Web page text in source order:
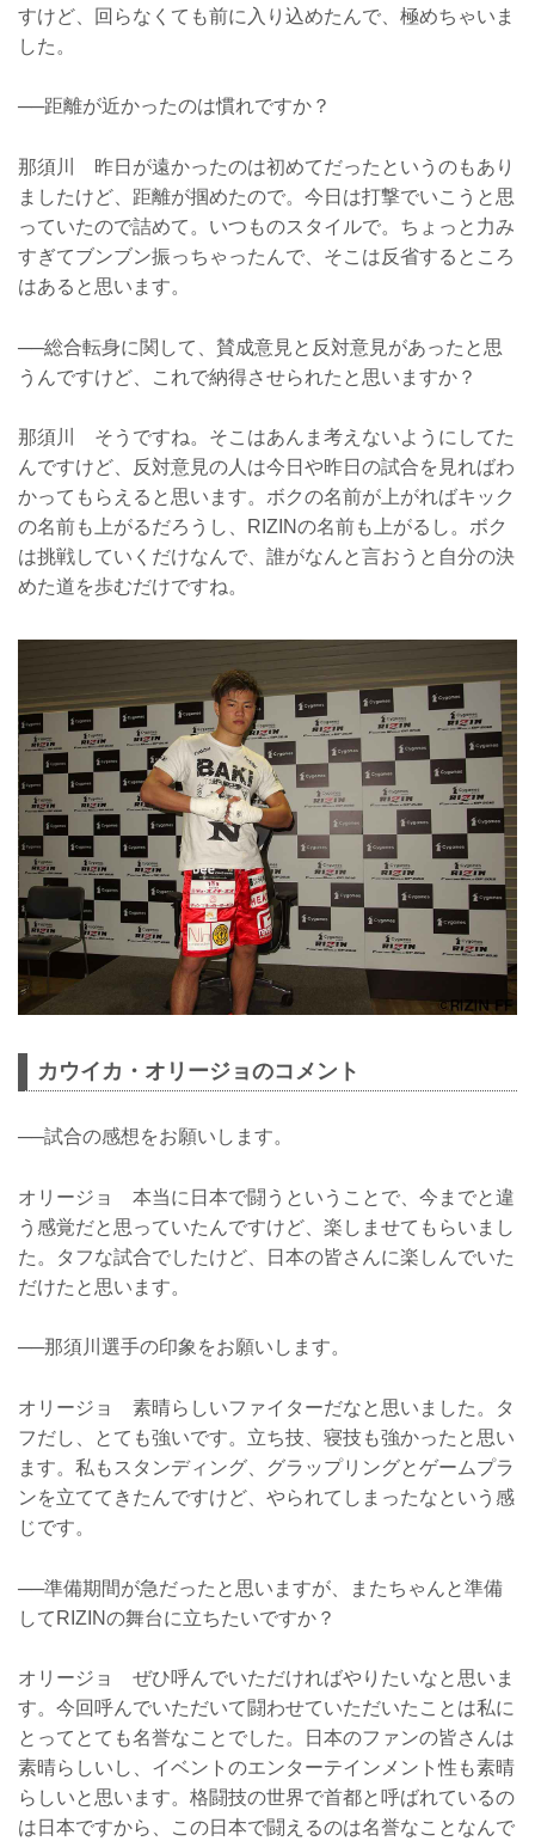
すけど、回らなくても前に入り込めたんで、極めちゃいま
した。
──距離が近かったのは慣れですか？
那須川 昨日が遠かったのは初めてだったというのもあり
ましたけど、距離が掴めたので。今日は打撃でいこうと思
っていたので詰めて。いつものスタイルで。ちょっと力み
すぎてブンブン振っちゃったんで、そこは反省するところ
はあると思います。
──総合転身に関して、賛成意見と反対意見があったと思
うんですけど、これで納得させられたと思いますか？
那須川 そうですね。そこはあんま考えないようにしてた
んですけど、反対意見の人は今日や昨日の試合を見ればわ
かってもらえると思います。ボクの名前が上がればキック
の名前も上がるだろうし、RIZINの名前も上がるし。ボク
は挑戦していくだけなんで、誰がなんと言おうと自分の決
めた道を歩むだけですね。
カウイカ・オリージョのコメント
──試合の感想をお願いします。
オリージョ 本当に日本で闘うということで、今までと違
う感覚だと思っていたんですけど、楽しませてもらいまし
た。タフな試合でしたけど、日本の皆さんに楽しんでいた
だけたと思います。
──那須川選手の印象をお願いします。
オリージョ 素晴らしいファイターだなと思いました。タ
フだし、とても強いです。立ち技、寝技も強かったと思い
ます。私もスタンディング、グラップリングとゲームプラ
ンを立ててきたんですけど、やられてしまったなという感
じです。
──準備期間が急だったと思いますが、またちゃんと準備
してRIZINの舞台に立ちたいですか？
オリージョ ぜひ呼んでいただければやりたいなと思いま
す。今回呼んでいただいて闘わせていただいたことは私に
とってとても名誉なことでした。日本のファンの皆さんは
素晴らしいし、イベントのエンターテインメント性も素晴
らしいと思います。格闘技の世界で首都と呼ばれているの
は日本ですから、この日本で闘えるのは名誉なことなんで